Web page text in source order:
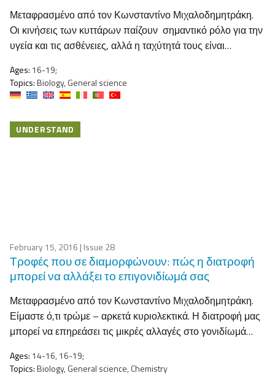
Μεταφρασμένο από τον Κωνσταντίνο Μιχαλοδημητράκη.
Οι κινήσεις των κυττάρων παίζουν σημαντικό ρόλο για την
υγεία και τις ασθένειες, αλλά η ταχύτητά τους είναι…
Ages: 16-19;
Topics:Biology, General science
UNDERSTAND
February 15, 2016 | Issue 28
Τροφές που σε διαμορφώνουν: πώς η διατροφή
μπορεί να αλλάξει το επιγονιδίωμά σας
Μεταφρασμένο από τον Κωνσταντίνο Μιχαλοδημητράκη.
Είμαστε ό,τι τρώμε – αρκετά κυριολεκτικά. Η διατροφή μας
μπορεί να επηρεάσει τις μικρές αλλαγές στο γονιδίωμά…
Ages: 14-16, 16-19;
Topics:Biology, General science, Chemistry